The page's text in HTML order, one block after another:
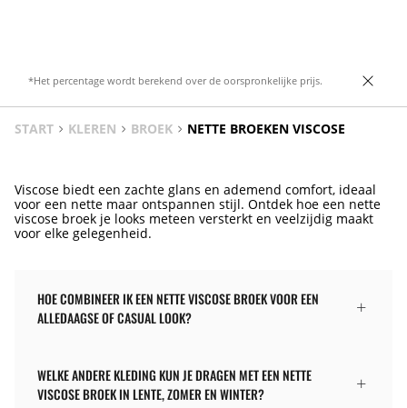
*Het percentage wordt berekend over de oorspronkelijke prijs.
START KLEREN BROEK NETTE BROEKEN VISCOSE
Viscose biedt een zachte glans en ademend comfort, ideaal
voor een nette maar ontspannen stijl. Ontdek hoe een nette
viscose broek je looks meteen versterkt en veelzijdig maakt
voor elke gelegenheid.
HOE COMBINEER IK EEN NETTE VISCOSE BROEK VOOR EEN
ALLEDAAGSE OF CASUAL LOOK?
WELKE ANDERE KLEDING KUN JE DRAGEN MET EEN NETTE
VISCOSE BROEK IN LENTE, ZOMER EN WINTER?